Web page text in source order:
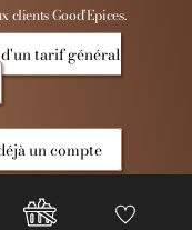
clients Good’Epices.
tarif général
un compte
Favoris